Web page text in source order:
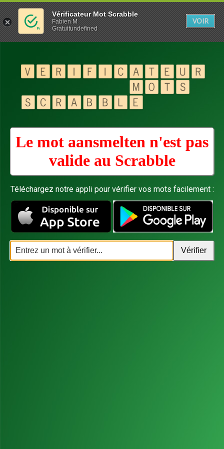
Le mot aansmelten n'est pas
valide au Scrabble
Téléchargez notre appli pour vérifier vos mots facilement :
Vérificateur Mot Scrabble
Fabien M
Gratuitundefined
VOIR